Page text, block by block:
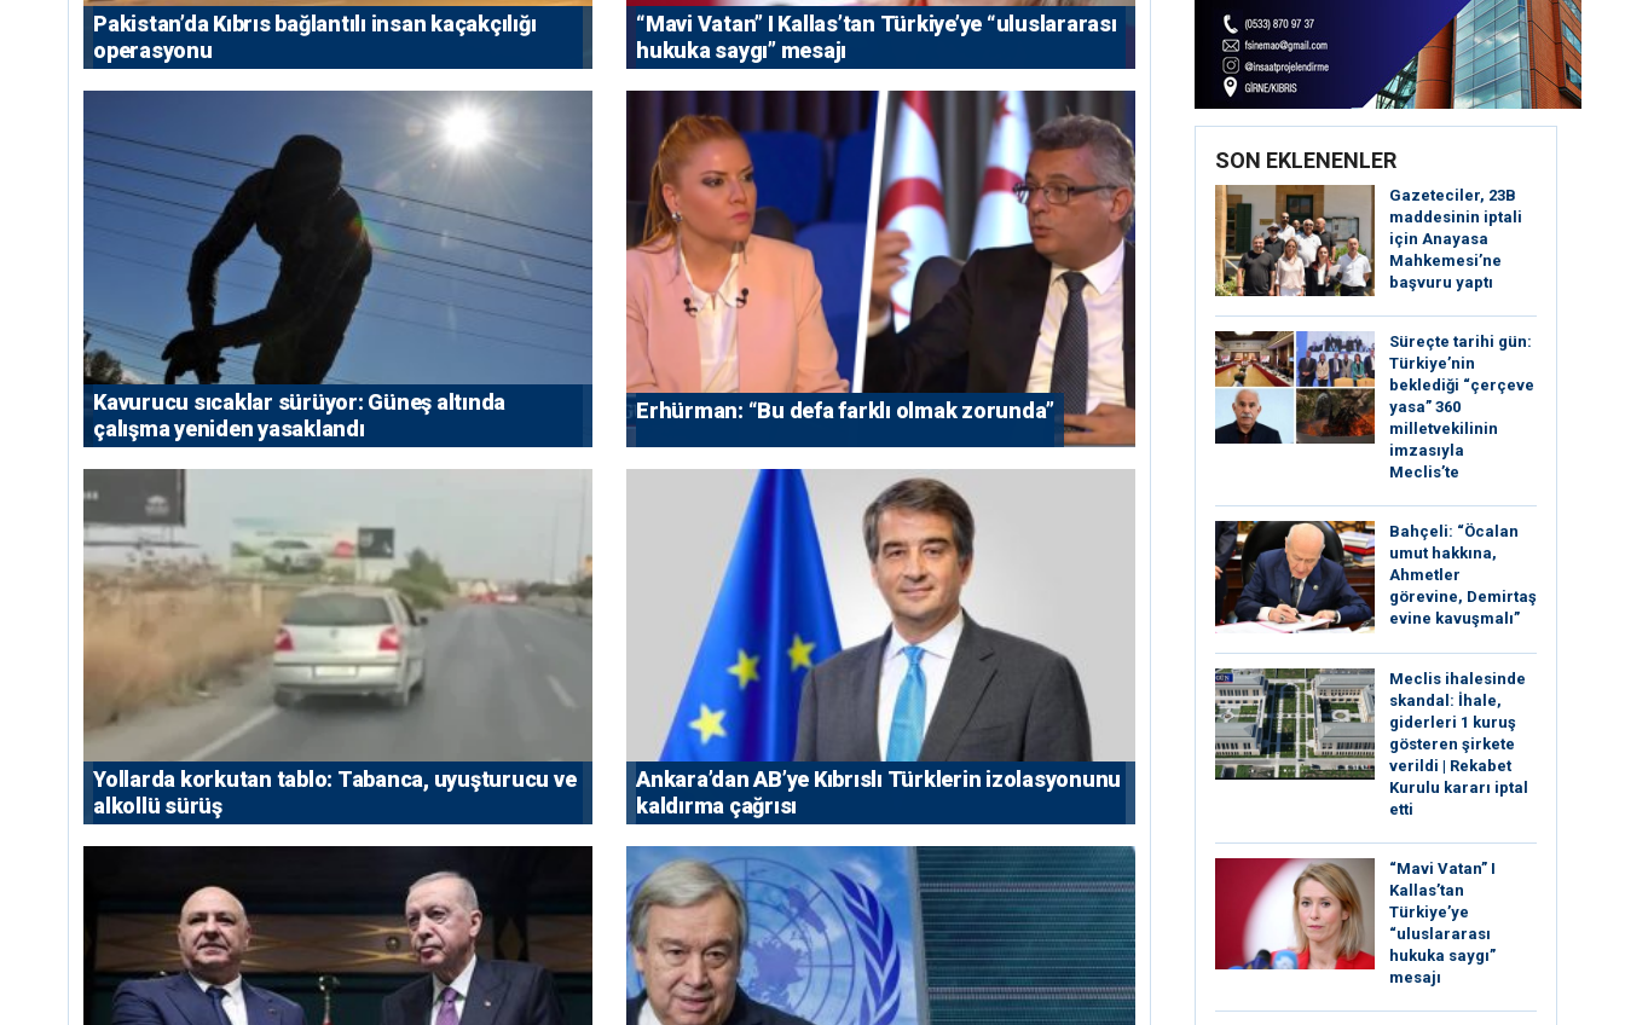
Pakistan’da Kıbrıs bağlantılı insan kaçakçılığı
operasyonu
“Mavi Vatan” I Kallas’tan Türkiye’ye “uluslararası
hukuka saygı” mesajı
Kavurucu sıcaklar sürüyor: Güneş altında
çalışma yeniden yasaklandı
Erhürman: “Bu defa farklı olmak zorunda”
Yollarda korkutan tablo: Tabanca, uyuşturucu ve
alkollü sürüş
Ankara’dan AB’ye Kıbrıslı Türklerin izolasyonunu
kaldırma çağrısı
SON EKLENENLER
Gazeteciler, 23B
maddesinin iptali
için Anayasa
Mahkemesi’ne
başvuru yaptı
Süreçte tarihi gün:
Türkiye’nin
beklediği “çerçeve
yasa” 360
milletvekilinin
imzasıyla
Meclis’te
Bahçeli: “Öcalan
umut hakkına,
Ahmetler
görevine, Demirtaş
evine kavuşmalı”
Meclis ihalesinde
skandal: İhale,
giderleri 1 kuruş
gösteren şirkete
verildi | Rekabet
Kurulu kararı iptal
etti
“Mavi Vatan” I
Kallas’tan
Türkiye’ye
“uluslararası
hukuka saygı”
mesajı